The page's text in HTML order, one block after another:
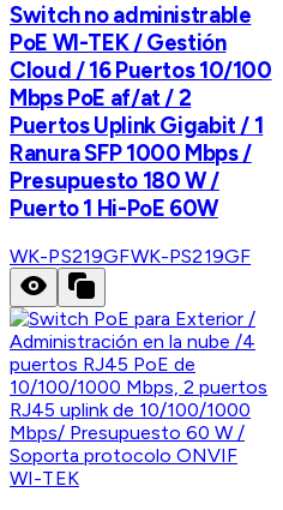
Switch no administrable
PoE WI-TEK / Gestión
Cloud / 16 Puertos 10/100
Mbps PoE af/at / 2
Puertos Uplink Gigabit / 1
Ranura SFP 1000 Mbps /
Presupuesto 180 W /
Puerto 1 Hi-PoE 60W
WK-PS219GFWK-PS219GF
WI-TEK